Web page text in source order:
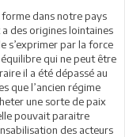
forme dans notre pays
des origines lointaines
s’exprimer par la force
qui ne peut être
il a été dépassé au
que l’ancien régime
une sorte de paix
pouvait paraitre
des acteurs